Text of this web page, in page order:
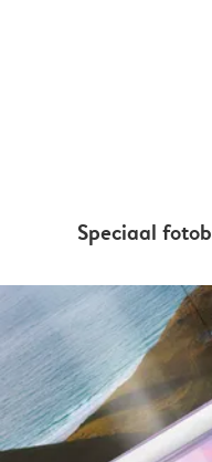
Speciaal